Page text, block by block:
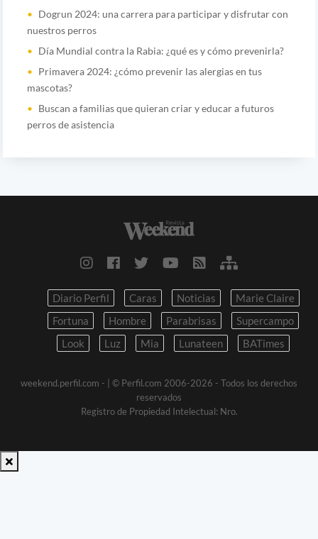
Dogrun 2024: una carrera para participar y disfrutar con
nuestros perros
Día Mundial contra la Rabia: ¿qué es y cómo prevenirla?
Primavera 2024: ¿cómo prevenir las alergias en tus
mascotas?
Buscan a familias que quieran criar y educar a futuros
perros de asistencia
Diario Perfil Caras Noticias
Marie Claire
Fortuna
Hombre Parabrisas
Supercampo
Look
Luz Mia Lunateen BATimes
weekend.perfil.com -
| © Perfil.com 2006-2026 - Todos los derechos
reservados
Registro de Propiedad Intelectual: Nro.